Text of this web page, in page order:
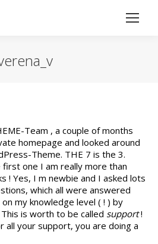
Team , a couple of months
homepage and looked around
Theme. THE 7 is the 3.
one I am really more than
! Yes, I m newbie and I asked lots
which all were answered
my knowledge level ( ! ) by
is worth to be called support!
all your support, you are doing a